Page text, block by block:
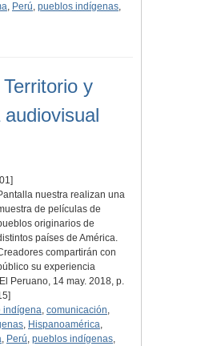
, Perú, pueblos indígenas,
y
nuestra realizan una
de películas de
originarios de
países de América.
compartirán con
su experiencia
Peruano, 14 may. 2018, p.
indígena, comunicación,
, Hispanoamérica,
, Perú, pueblos indígenas,